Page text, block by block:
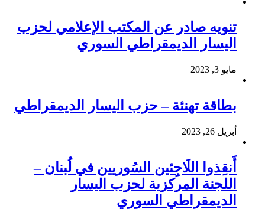
تنويه صادر عن المكتب الإعلامي لحزب
اليسار الديمقراطي السوري
مايو 3, 2023
بطاقة تهنئة – حزب اليسار الديمقراطي
أبريل 26, 2023
أَنقِذوا اللَاجِئين السُوريين في لُبنان –
اللجنة المركزية لحزب اليسار
الديمقراطي السوري